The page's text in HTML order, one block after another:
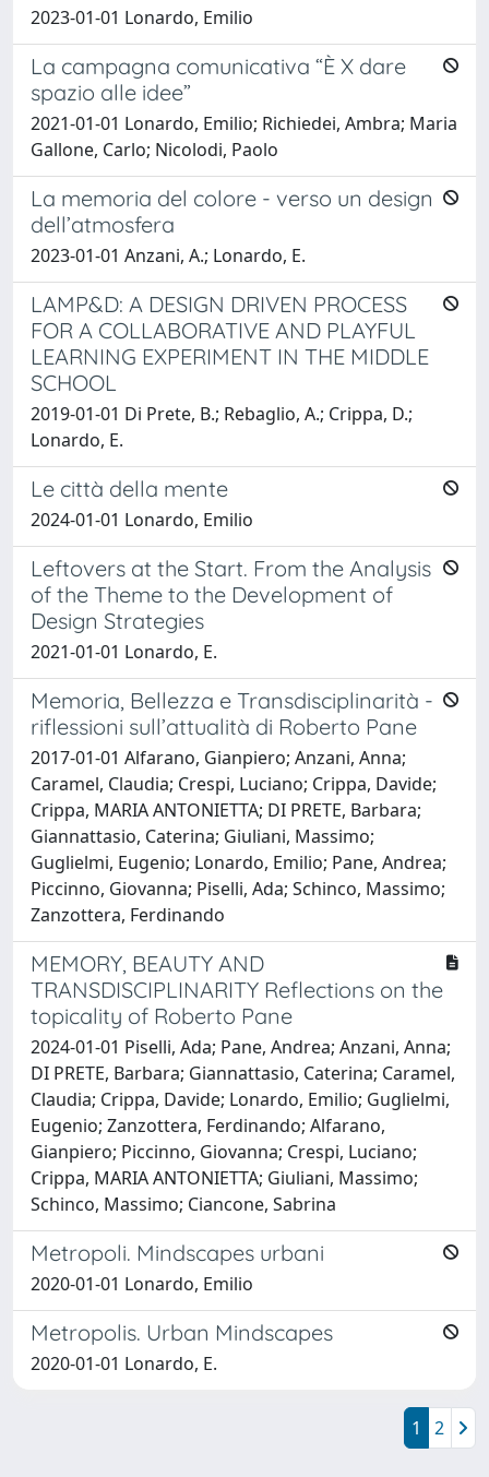
2023-01-01 Lonardo, Emilio
La campagna comunicativa “È X dare
spazio alle idee”
2021-01-01 Lonardo, Emilio; Richiedei, Ambra; Maria
Gallone, Carlo; Nicolodi, Paolo
La memoria del colore - verso un design
dell’atmosfera
2023-01-01 Anzani, A.; Lonardo, E.
LAMP&D: A DESIGN DRIVEN PROCESS
FOR A COLLABORATIVE AND PLAYFUL
LEARNING EXPERIMENT IN THE MIDDLE
SCHOOL
2019-01-01 Di Prete, B.; Rebaglio, A.; Crippa, D.;
Lonardo, E.
Le città della mente
2024-01-01 Lonardo, Emilio
Leftovers at the Start. From the Analysis
of the Theme to the Development of
Design Strategies
2021-01-01 Lonardo, E.
Memoria, Bellezza e Transdisciplinarità -
riflessioni sull’attualità di Roberto Pane
2017-01-01 Alfarano, Gianpiero; Anzani, Anna;
Caramel, Claudia; Crespi, Luciano; Crippa, Davide;
Crippa, MARIA ANTONIETTA; DI PRETE, Barbara;
Giannattasio, Caterina; Giuliani, Massimo;
Guglielmi, Eugenio; Lonardo, Emilio; Pane, Andrea;
Piccinno, Giovanna; Piselli, Ada; Schinco, Massimo;
Zanzottera, Ferdinando
MEMORY, BEAUTY AND
TRANSDISCIPLINARITY Reflections on the
topicality of Roberto Pane
2024-01-01 Piselli, Ada; Pane, Andrea; Anzani, Anna;
DI PRETE, Barbara; Giannattasio, Caterina; Caramel,
Claudia; Crippa, Davide; Lonardo, Emilio; Guglielmi,
Eugenio; Zanzottera, Ferdinando; Alfarano,
Gianpiero; Piccinno, Giovanna; Crespi, Luciano;
Crippa, MARIA ANTONIETTA; Giuliani, Massimo;
Schinco, Massimo; Ciancone, Sabrina
Metropoli. Mindscapes urbani
2020-01-01 Lonardo, Emilio
Metropolis. Urban Mindscapes
2020-01-01 Lonardo, E.
1 2